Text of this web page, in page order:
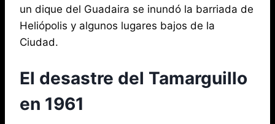
un dique del Guadaira se inundó la barriada de
Heliópolis y algunos lugares bajos de la
Ciudad.
El desastre del Tamarguillo
en 1961